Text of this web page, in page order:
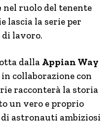
nel ruolo del tenente
lascia la serie per
lavoro.
dalla Appian Way
in collaborazione con
racconterà la storia
un vero e proprio
astronauti ambiziosi